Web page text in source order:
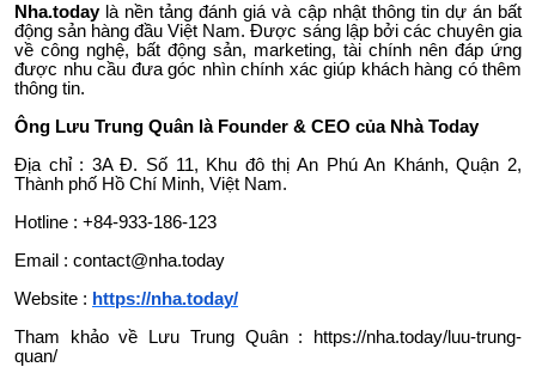
Nha.todaylà nền tảng đánh giá và cập nhật thông tin dự án bất
động sản hàng đầu Việt Nam. Được sáng lập bởi các chuyên gia
về công nghệ, bất động sản, marketing, tài chính nên đáp ứng
được nhu cầu đưa góc nhìn chính xác giúp khách hàng có thêm
thông tin.
Ông Lưu Trung Quân là Founder & CEO của Nhà Today
Địa chỉ : 3A Đ. Số 11, Khu đô thị An Phú An Khánh, Quận 2,
Thành phố Hồ Chí Minh, Việt Nam.
Hotline : +84-933-186-123
Email : contact@nha.today
Website : https://nha.today/
Tham khảo về Lưu Trung Quân : https://nha.today/luu-trung-
quan/